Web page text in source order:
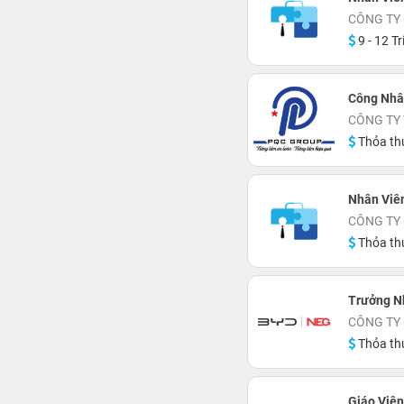
CÔNG
9 - 12
Công
CÔNG
Thỏa
Nhân
CÔNG
Thỏa
Trưởng
CÔNG
Thỏa
Giáo